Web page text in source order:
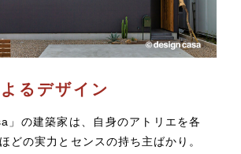
るデザイン
」の建築家は、自身のアトリエを各
どの実力とセンスの持ち主ばかり。